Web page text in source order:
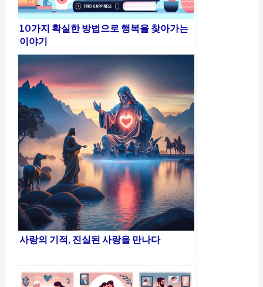
10가지 확실한 방법으로 행복을 찾아가는
이야기
사랑의 기적, 진실된 사랑을 만나다